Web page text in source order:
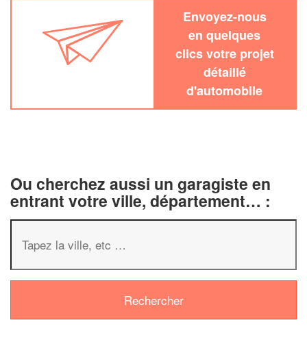
Envoyez-nous
en quelques
clics votre projet
détaillé
d'automobile
Ou cherchez aussi un garagiste en
entrant votre ville, département… :
✕
Vous êtes un
professionnel ?